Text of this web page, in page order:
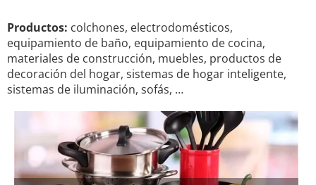
Productos: colchones, electrodomésticos,
equipamiento de baño, equipamiento de cocina,
materiales de construcción, muebles, productos de
decoración del hogar, sistemas de hogar inteligente,
sistemas de iluminación, sofás, …